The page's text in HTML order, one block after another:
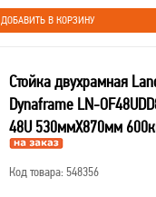
ДОБАВИТЬ В КОРЗИНУ
Стойка двухрамная
Dynaframe LN-
48U 530ммX870мм
Код товара: 548356